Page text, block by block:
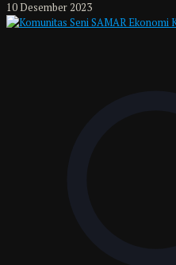
10 Desember 2023